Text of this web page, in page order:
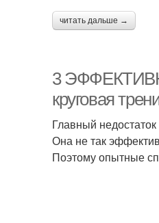
читать дальше →
3
круговая
Главный
Она не так
Поэтому опытные